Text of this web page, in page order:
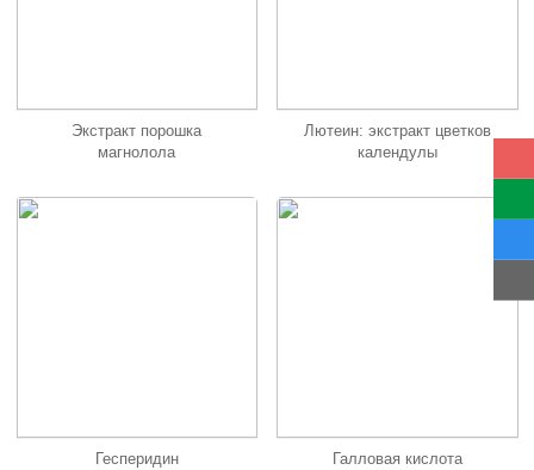
Экстракт порошка
магнолола
Лютеин: экстракт цветков
календулы
Гесперидин Галловая кислота